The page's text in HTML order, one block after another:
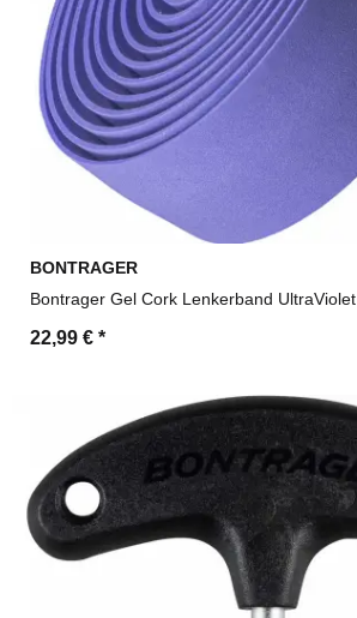
BONTRAGER
Bontrager Gel Cork Lenkerband UltraViolet
22,99 € *